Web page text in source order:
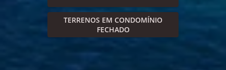
TERRENOS EM CONDOMÍNIO
FECHADO